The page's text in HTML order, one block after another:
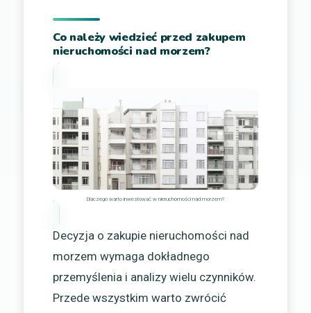
Co należy wiedzieć przed zakupem
nieruchomości nad morzem?
Dlaczego warto inwestować w nieruchomości nad morzem?
Decyzja o zakupie nieruchomości nad
morzem wymaga dokładnego
przemyślenia i analizy wielu czynników.
Przede wszystkim warto zwrócić